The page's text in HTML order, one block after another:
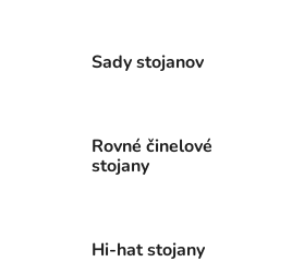
Sady stojanov
Rovné činelové
stojany
Hi-hat stojany